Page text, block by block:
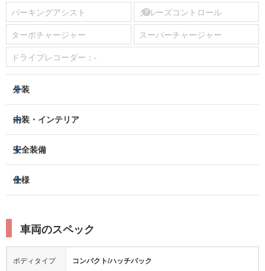
パーキングアシスト
クルーズコントロール
ターボチャージャー
スーパーチャージャー
ドライブレコーダー： -
外装
ハロゲンヘッドライト
アルミホイール：-
サンルーフ/ガラスルーフ
ルーフレール
エアロパーツ
ローダウン
内装・インテリア
3列シート
ベンチシート
パワーシート
シートヒーター
カーナビ：メモリーナビ他
安全装備
トラクションコントロール
レーンキープアシスト
横滑り防止装置
衝突被害軽減プレーキ
カメラ：-
仕様
車両のスペック
ボディタイプ コンパクト/ハッチバック